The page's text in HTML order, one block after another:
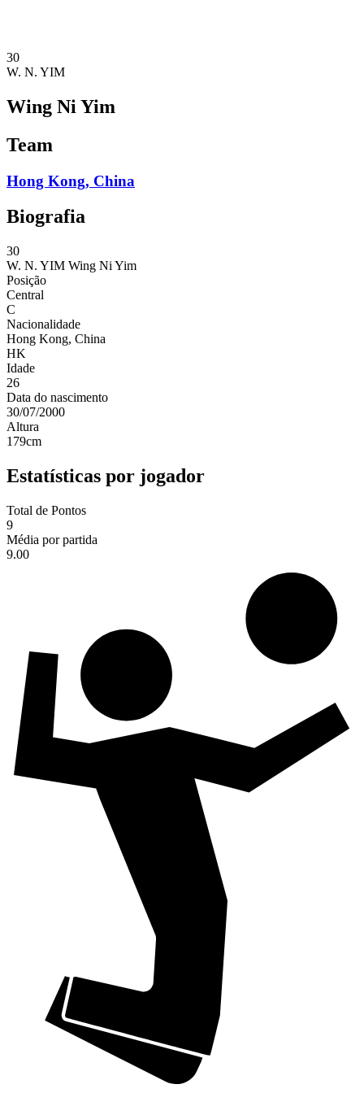
30
W. N. YIM
Wing Ni Yim
Team
Hong Kong, China
Biografia
30
W. N. YIM Wing Ni Yim
Posição
Central
C
Nacionalidade
Hong Kong, China
HK
Idade
26
Data do nascimento
30/07/2000
Altura
179cm
Estatísticas por jogador
Total de Pontos
9
Média por partida
9.00